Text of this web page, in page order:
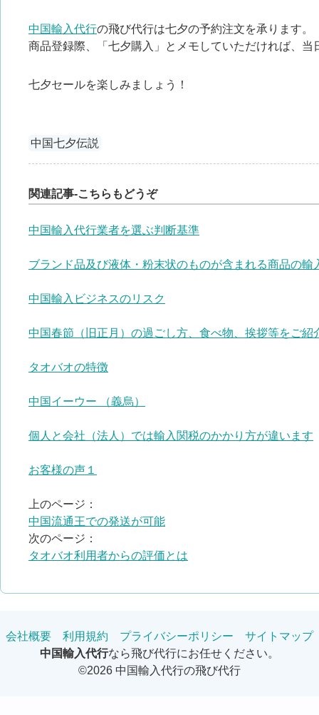
中国輸入代行の飛び代行は七夕の予約注文を承ります。
商品登録際、「七夕購入」とメモしていただければ、当
七夕セールを楽しみましょう！
中国七夕伝説
関連記事-こちらもどうぞ
中国輸入代行業者を選ぶ判断基準
ブランド品及び液体・粉末状のものが含まれる商品の輸
中国輸入ビジネスのリスク
中国春節（旧正月）の過ごし方、食べ物、挨拶等をご紹
タオバオの特徴
中国イーウー （義烏）
個人と会社（法人）では輸入関税のかかり方が違います
お客様の声１
上のページ：
中国流通王での発送が可能
次のページ：
タオバオ利用者からの評価とは
会社概要 利用規約 プライバシーポリシー
サイトマップ
中国輸入代行なら飛び代行にお任せください。
©2026 中国輸入代行の飛び代行